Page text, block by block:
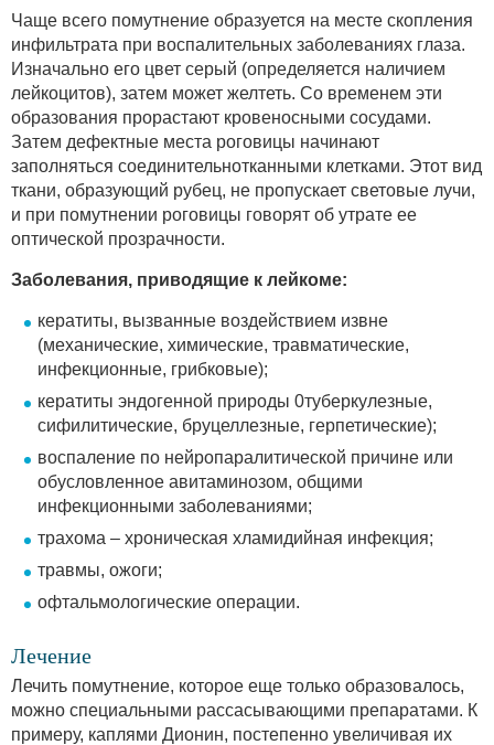
Чаще всего помутнение образуется на месте скопления
инфильтрата при воспалительных заболеваниях глаза.
Изначально его цвет серый (определяется наличием
лейкоцитов), затем может желтеть. Со временем эти
образования прорастают кровеносными сосудами.
Затем дефектные места роговицы начинают
заполняться соединительнотканными клетками. Этот вид
ткани, образующий рубец, не пропускает световые лучи,
и при помутнении роговицы говорят об утрате ее
оптической прозрачности.
Заболевания, приводящие к лейкоме:
кератиты, вызванные воздействием извне
(механические, химические, травматические,
инфекционные, грибковые);
кератиты эндогенной природы 0туберкулезные,
сифилитические, бруцеллезные, герпетические);
воспаление по нейропаралитической причине или
обусловленное авитаминозом, общими
инфекционными заболеваниями;
трахома – хроническая хламидийная инфекция;
травмы, ожоги;
офтальмологические операции.
Лечение
Лечить помутнение, которое еще только образовалось,
можно специальными рассасывающими препаратами. К
примеру, каплями Дионин, постепенно увеличивая их